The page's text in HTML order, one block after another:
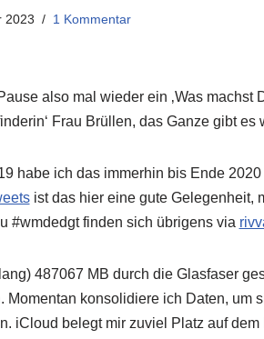
2023 1 Kommentar
also mal wieder ein ‚Was machst
Frau Brüllen, das Ganze gibt
habe ich das immerhin bis Ende
ist das hier eine gute Gelegenheit,
#wmdedgt finden sich übrigens via
487067 MB durch die Glasfaser
Momentan konsolidiere ich Daten, um
iCloud belegt mir zuviel Platz auf